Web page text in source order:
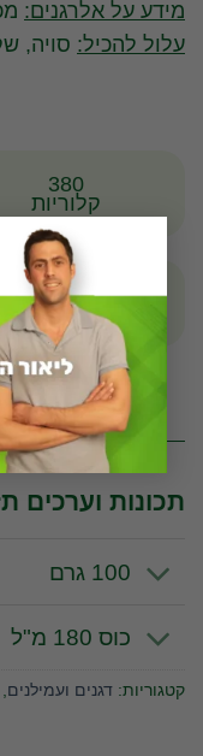
מידע על אלרגנים:
עלול להכיל: סויה,
380
קלוריות
1.6
שומנים
* לפי
תכונות וערכים
100 גרם
כוס 180 מ"ל
קטגוריות: דגנים ועמילנים